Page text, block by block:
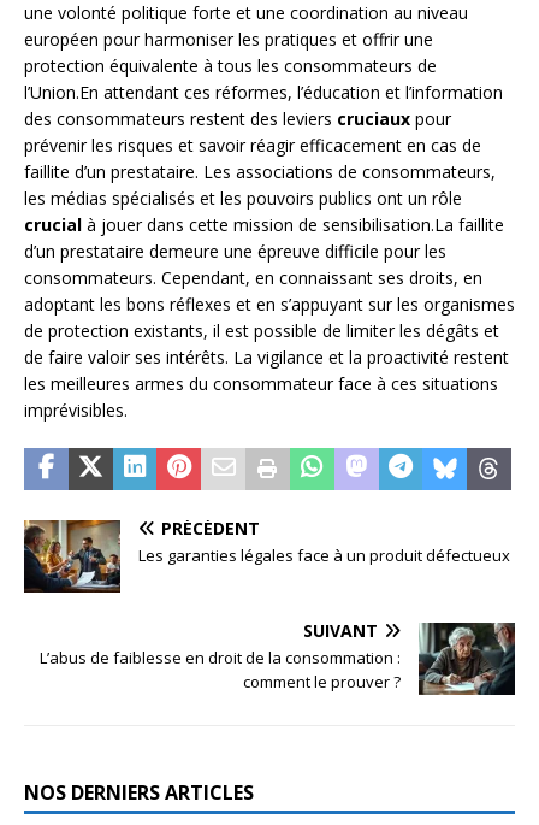
une volonté politique forte et une coordination au niveau
européen pour harmoniser les pratiques et offrir une
protection équivalente à tous les consommateurs de
l’Union.En attendant ces réformes, l’éducation et l’information
des consommateurs restent des leviers cruciaux pour
prévenir les risques et savoir réagir efficacement en cas de
faillite d’un prestataire. Les associations de consommateurs,
les médias spécialisés et les pouvoirs publics ont un rôle
crucial à jouer dans cette mission de sensibilisation.La faillite
d’un prestataire demeure une épreuve difficile pour les
consommateurs. Cependant, en connaissant ses droits, en
adoptant les bons réflexes et en s’appuyant sur les organismes
de protection existants, il est possible de limiter les dégâts et
de faire valoir ses intérêts. La vigilance et la proactivité restent
les meilleures armes du consommateur face à ces situations
imprévisibles.
PRÉCÉDENT
Les garanties légales face à un produit défectueux
SUIVANT
L’abus de faiblesse en droit de la consommation :
comment le prouver ?
NOS DERNIERS ARTICLES